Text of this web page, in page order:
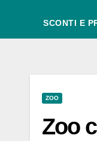
SCONTI E
ZOO
Zoo